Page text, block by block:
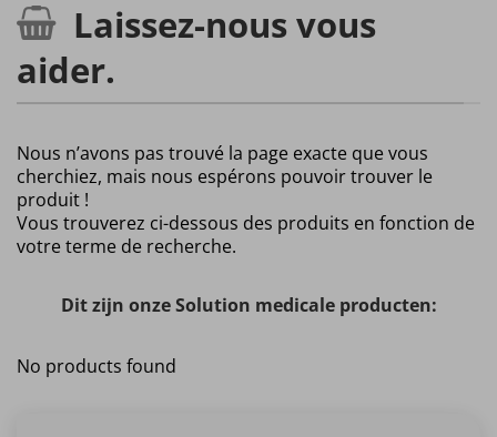
Laissez-nous vous
aider.
Nous n’avons pas trouvé la page exacte que vous
cherchiez, mais nous espérons pouvoir trouver le
produit !
Vous trouverez ci-dessous des produits en fonction de
votre terme de recherche.
Dit zijn onze Solution medicale producten:
No products found